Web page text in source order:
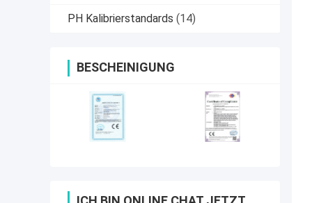
PH Kalibrierstandards (14)
BESCHEINIGUNG